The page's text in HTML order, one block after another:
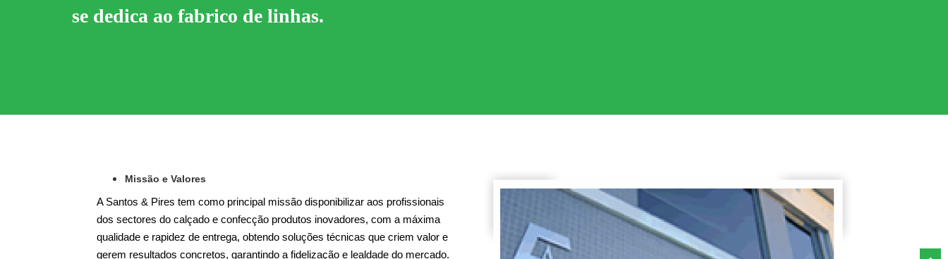
se dedica ao fabrico de linhas.
Missão e Valores
A Santos & Pires tem como principal missão disponibilizar aos profissionais
dos sectores do calçado e confecção produtos inovadores, com a máxima
qualidade e rapidez de entrega, obtendo soluções técnicas que criem valor e
gerem resultados concretos, garantindo a fidelização e lealdade do mercado.